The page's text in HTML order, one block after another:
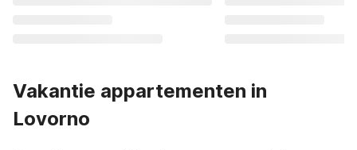
Vakantie appartementen in
Lovorno